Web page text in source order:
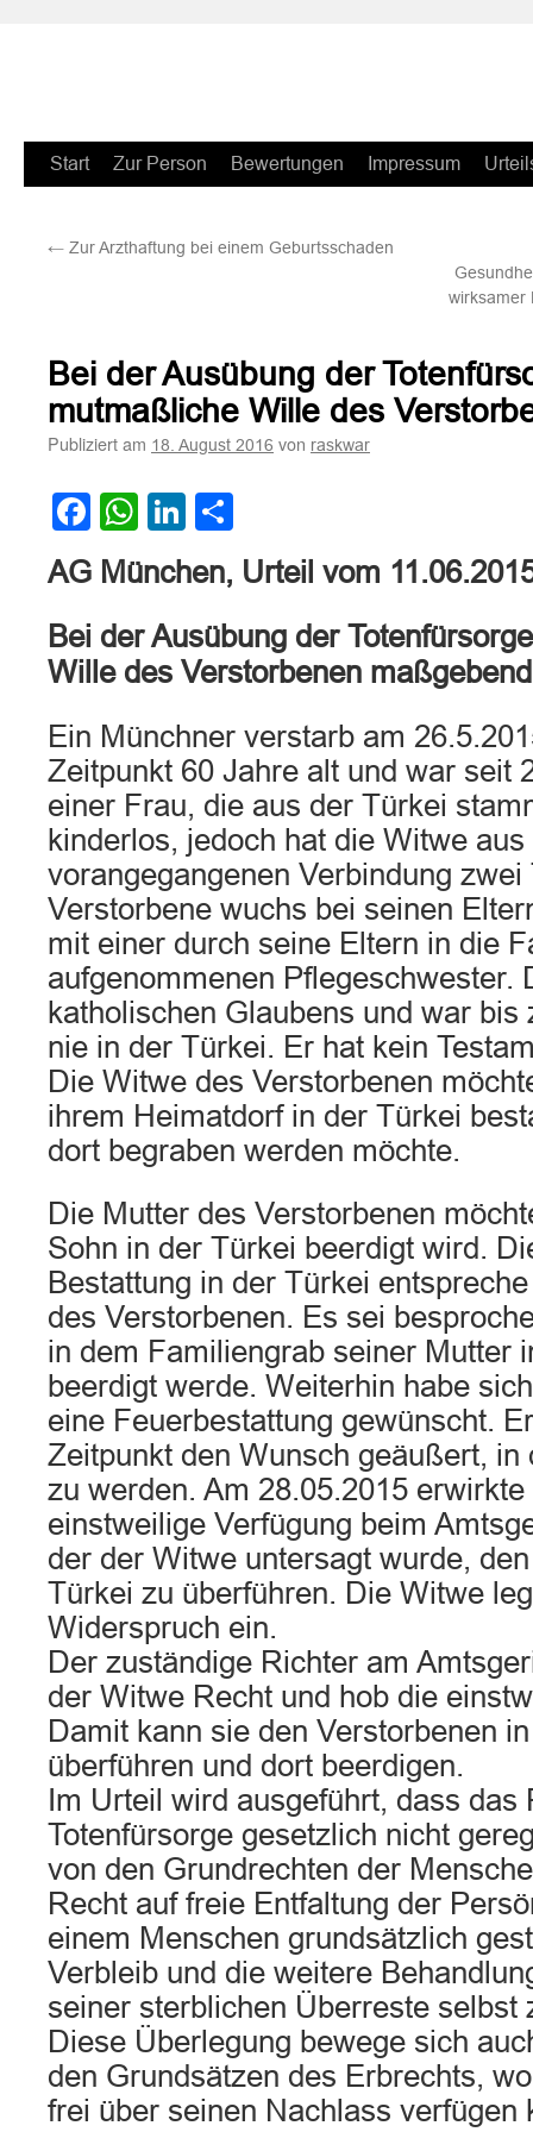
Zum
springen
Start Zur Person Bewertungen Impressum
← Zur Arzthaftung bei einem Geburtsschaden
wirksamer
Bei der Ausübung der
mutmaßliche Wille des
Publiziert am 18. August 2016 von raskwar
Facebook
WhatsApp
LinkedIn
AG München, Urteil vom
Bei der Ausübung der
Wille des Verstorbenen
Ein Münchner verstarb am
Zeitpunkt 60 Jahre alt und war seit
einer Frau, die aus der Türkei
kinderlos, jedoch hat die Witwe aus
vorangegangenen Verbindung
Verstorbene wuchs bei seinen
mit einer durch seine Eltern in die
aufgenommenen Pflegeschwester.
katholischen Glaubens und war bis
nie in der Türkei. Er hat kein
Die Witwe des Verstorbenen
ihrem Heimatdorf in der Türkei
dort begraben werden möchte.
Die Mutter des Verstorbenen
Sohn in der Türkei beerdigt wird.
Bestattung in der Türkei
des Verstorbenen. Es sei
in dem Familiengrab seiner Mutter
beerdigt werde. Weiterhin habe
eine Feuerbestattung gewünscht.
Zeitpunkt den Wunsch geäußert, in
zu werden. Am 28.05.2015
einstweilige Verfügung beim
der der Witwe untersagt wurde,
Türkei zu überführen. Die Witwe
Widerspruch ein.
Der zuständige Richter am
der Witwe Recht und hob die
Damit kann sie den Verstorbenen
überführen und dort beerdigen.
Im Urteil wird ausgeführt, dass das
Totenfürsorge gesetzlich nicht
von den Grundrechten der
Recht auf freie Entfaltung der
einem Menschen grundsätzlich
Verbleib und die weitere
seiner sterblichen Überreste selbst
Diese Überlegung bewege sich
den Grundsätzen des Erbrechts,
frei über seinen Nachlass verfügen